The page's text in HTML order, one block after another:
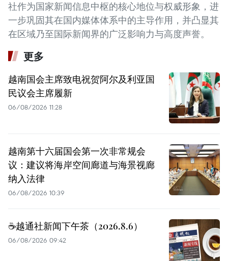
社作为国家新闻信息中枢的核心地位与权威形象，进
一步巩固其在国内媒体体系中的主导作用，并凸显其
在区域乃至国际新闻界的广泛影响力与高度声誉。
更多
越南国会主席致电祝贺阿尔及利亚国
民议会主席履新
06/08/2026 11:28
越南第十六届国会第一次非常规会
议：建议将海岸空间廊道与海景视廊
纳入法律
06/08/2026 10:39
☕️越通社新闻下午茶（2026.8.6）
06/08/2026 09:42